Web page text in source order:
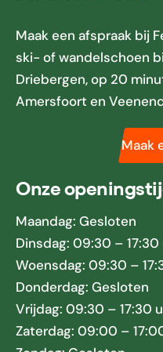
Maak een afspraak bij
ski- of wandelschoen
Driebergen, op 20
Amersfoort en
Maak
Onze
Maandag: Gesloten
Dinsdag: 09:30 – 17:30
Woensdag: 09:30 –
Donderdag: Gesloten
Vrijdag: 09:30 – 17:30
Zaterdag: 09:00 –